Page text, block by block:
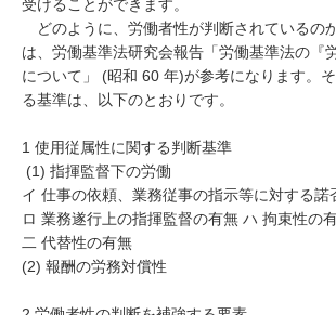
受けることができます。
どのように、労働者性が判断されているの
は、労働基準法研究会報告「労働基準法の『
について」 (昭和 60 年)が参考になります。
る基準は、以下のとおりです。
1 使用従属性に関する判断基準
イ 仕事の依頼、業務従事の指示等に対する諾
ロ 業務遂行上の指揮監督の有無 ハ 拘束性の
二 代替性の有無
(2) 報酬の労務対償性